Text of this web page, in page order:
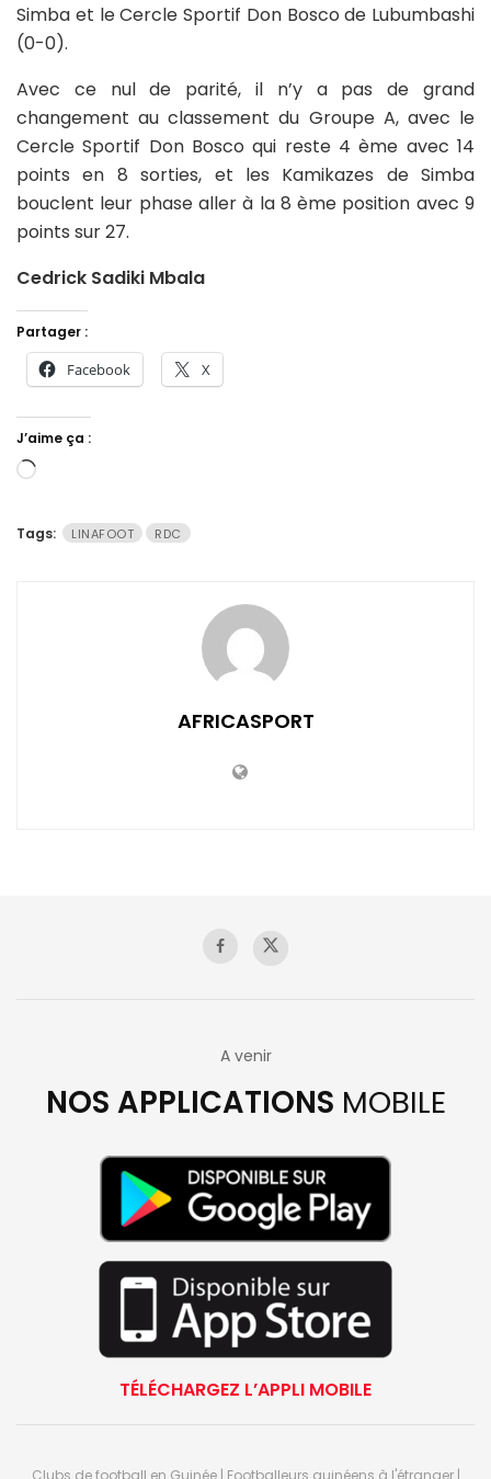
Simba et le Cercle Sportif Don Bosco de Lubumbashi
(0-0).
Avec ce nul de parité, il n’y a pas de grand
changement au classement du Groupe A, avec le
Cercle Sportif Don Bosco qui reste 4 ème avec 14
points en 8 sorties, et les Kamikazes de Simba
bouclent leur phase aller à la 8 ème position avec 9
points sur 27.
Cedrick Sadiki Mbala
Partager :
Facebook X
J’aime ça :
Chargement…
Tags: LINAFOOT RDC
AFRICASPORT
A venir
NOS APPLICATIONS MOBILE
TÉLÉCHARGEZ L’APPLI MOBILE
Clubs de football en Guinée | Footballeurs guinéens à l'étranger |